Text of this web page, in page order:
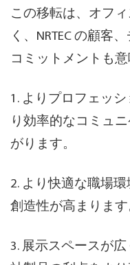
この移転は、オフ
く、NRTEC の顧客
コミットメントも意
1. よりプロフェッ
り効率的なコミュ
がります。
2. より快適な職場
創造性が高まります
3. 展示スペースが